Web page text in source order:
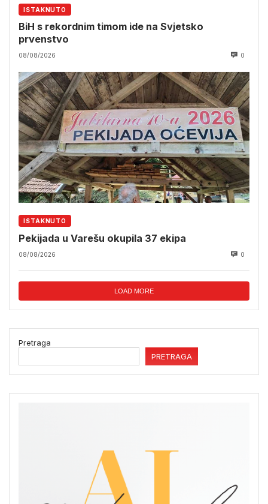
ISTAKNUTO
BiH s rekordnim timom ide na Svjetsko
prvenstvo
08/08/2026 0
ISTAKNUTO
Pekijada u Varešu okupila 37 ekipa
08/08/2026 0
LOAD MORE
Pretraga
PRETRAGA